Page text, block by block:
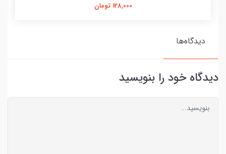
128,000 تومان
دیدگاه‌ها
دیدگاه خود را بنویسید